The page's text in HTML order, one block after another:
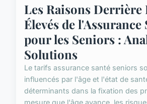
Les Raisons Derrière
Élevés de l'Assurance
pour les Seniors :
Solutions
Le tarifs assurance santé seniors
influencés par l'âge et l'état de
déterminants dans la fixation des
mesure que l'âge avance, les